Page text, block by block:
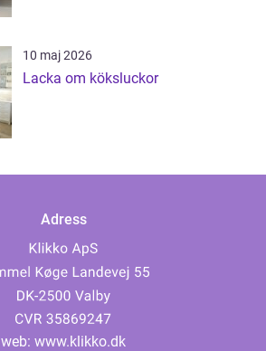
10 maj 2026
Lacka om köksluckor
Adress
web: www.klikko.dk